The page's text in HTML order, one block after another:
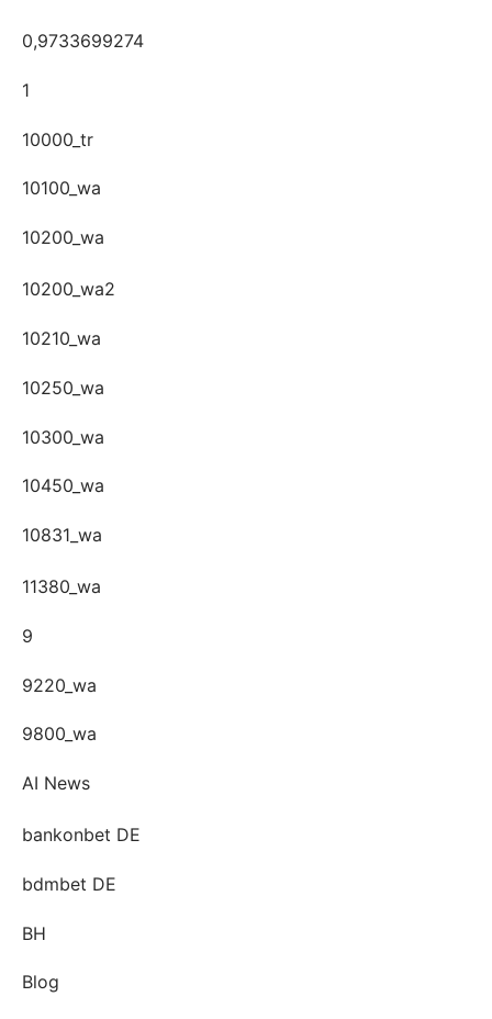
0,9733699274
1
10000_tr
10100_wa
10200_wa
10200_wa2
10210_wa
10250_wa
10300_wa
10450_wa
10831_wa
11380_wa
9
9220_wa
9800_wa
AI News
bankonbet DE
bdmbet DE
BH
Blog